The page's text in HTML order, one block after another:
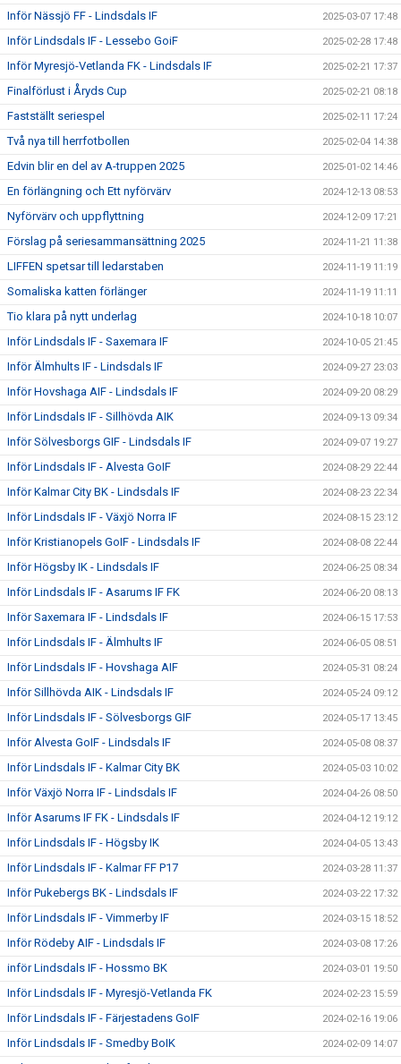
Inför Nässjö FF - Lindsdals IF 2025-03-07 17:48
Inför Lindsdals IF - Lessebo GoiF 2025-02-28 17:48
Inför Myresjö-Vetlanda FK - Lindsdals IF 2025-02-21 17:37
Finalförlust i Åryds Cup 2025-02-21 08:18
Fastställt seriespel 2025-02-11 17:24
Två nya till herrfotbollen 2025-02-04 14:38
Edvin blir en del av A-truppen 2025 2025-01-02 14:46
En förlängning och Ett nyförvärv 2024-12-13 08:53
Nyförvärv och uppflyttning 2024-12-09 17:21
Förslag på seriesammansättning 2025 2024-11-21 11:38
LIFFEN spetsar till ledarstaben 2024-11-19 11:19
Somaliska katten förlänger 2024-11-19 11:11
Tio klara på nytt underlag 2024-10-18 10:07
Inför Lindsdals IF - Saxemara IF 2024-10-05 21:45
Inför Älmhults IF - Lindsdals IF 2024-09-27 23:03
Inför Hovshaga AIF - Lindsdals IF 2024-09-20 08:29
Inför Lindsdals IF - Sillhövda AIK 2024-09-13 09:34
Inför Sölvesborgs GIF - Lindsdals IF 2024-09-07 19:27
Inför Lindsdals IF - Alvesta GoIF 2024-08-29 22:44
Inför Kalmar City BK - Lindsdals IF 2024-08-23 22:34
Inför Lindsdals IF - Växjö Norra IF 2024-08-15 23:12
Inför Kristianopels GoIF - Lindsdals IF 2024-08-08 22:44
Inför Högsby IK - Lindsdals IF 2024-06-25 08:34
Inför Lindsdals IF - Asarums IF FK 2024-06-20 08:13
Inför Saxemara IF - Lindsdals IF 2024-06-15 17:53
Inför Lindsdals IF - Älmhults IF 2024-06-05 08:51
Inför Lindsdals IF - Hovshaga AIF 2024-05-31 08:24
Inför Sillhövda AIK - Lindsdals IF 2024-05-24 09:12
Inför Lindsdals IF - Sölvesborgs GIF 2024-05-17 13:45
Inför Alvesta GoIF - Lindsdals IF 2024-05-08 08:37
Inför Lindsdals IF - Kalmar City BK 2024-05-03 10:02
Inför Växjö Norra IF - Lindsdals IF 2024-04-26 08:50
Inför Asarums IF FK - Lindsdals IF 2024-04-12 19:12
Inför Lindsdals IF - Högsby IK 2024-04-05 13:43
Inför Lindsdals IF - Kalmar FF P17 2024-03-28 11:37
Inför Pukebergs BK - Lindsdals IF 2024-03-22 17:32
Inför Lindsdals IF - Vimmerby IF 2024-03-15 18:52
Inför Rödeby AIF - Lindsdals IF 2024-03-08 17:26
inför Lindsdals IF - Hossmo BK 2024-03-01 19:50
Inför Lindsdals IF - Myresjö-Vetlanda FK 2024-02-23 15:59
Inför Lindsdals IF - Färjestadens GoIF 2024-02-16 19:06
Inför Lindsdals IF - Smedby BoIK 2024-02-09 14:07